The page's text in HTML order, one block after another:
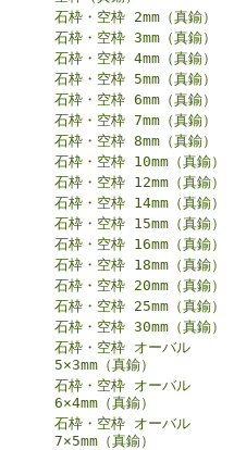
石枠・空枠 2mm（真鍮）
石枠・空枠 3mm（真鍮）
石枠・空枠 4mm（真鍮）
石枠・空枠 5mm（真鍮）
石枠・空枠 6mm（真鍮）
石枠・空枠 7mm（真鍮）
石枠・空枠 8mm（真鍮）
石枠・空枠 10mm（真鍮）
石枠・空枠 12mm（真鍮）
石枠・空枠 14mm（真鍮）
石枠・空枠 15mm（真鍮）
石枠・空枠 16mm（真鍮）
石枠・空枠 18mm（真鍮）
石枠・空枠 20mm（真鍮）
石枠・空枠 25mm（真鍮）
石枠・空枠 30mm（真鍮）
石枠・空枠 オーバル
5×3mm（真鍮）
石枠・空枠 オーバル
6×4mm（真鍮）
石枠・空枠 オーバル
7×5mm（真鍮）